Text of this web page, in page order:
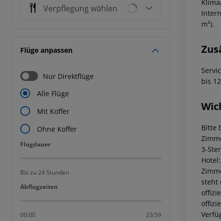
Verpflegung wählen
Flüge anpassen
Nur Direktflüge
Alle Flüge
Mit Koffer
Ohne Koffer
Flugdauer
Flugdauer
Bis zu 24 Stunden
Abflugzeiten
Abflugzeiten
00:00 23:59
m²).
bis
Bitte
3-
steht